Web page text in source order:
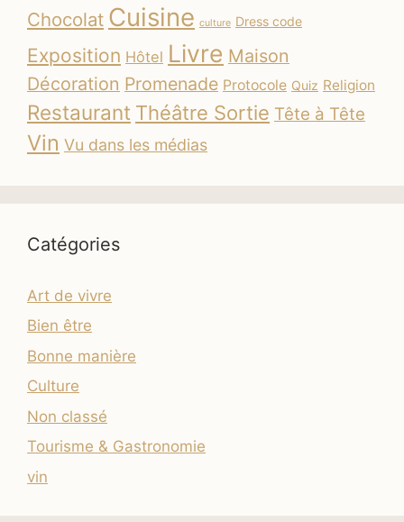
Chocolat Cuisine culture Dress code
Exposition Hôtel Livre Maison
Décoration Promenade Protocole Quiz Religion
Restaurant Théâtre Sortie Tête à Tête
Vin Vu dans les médias
Catégories
Art de vivre
Bien être
Bonne manière
Culture
Non classé
Tourisme & Gastronomie
vin